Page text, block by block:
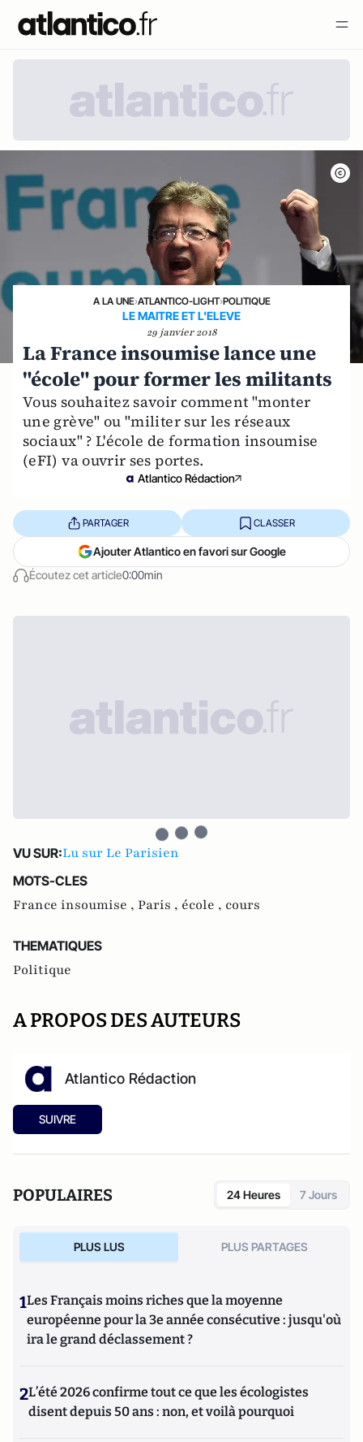
A LA UNE›ATLANTICO-LIGHT›POLITIQUE
LE MAITRE ET L'ELEVE
29 janvier 2018
La France insoumise lance une
"école" pour former les militants
Vous souhaitez savoir comment "monter
une grève" ou "militer sur les réseaux
sociaux" ? L'école de formation insoumise
(eFI) va ouvrir ses portes.
Atlantico Rédaction
Écoutez cet article0:00min
PARTAGER CLASSER
Ajouter Atlantico en favori sur Google
VU SUR:Lu sur Le Parisien
MOTS-CLES
France insoumise , Paris , école , cours
THEMATIQUES
Politique
A PROPOS DES AUTEURS
Atlantico Rédaction
SUIVRE
POPULAIRES 24 Heures 7 Jours
PLUS LUS PLUS PARTAGES
1Les Français moins riches que la moyenne
européenne pour la 3e année consécutive : jusqu'où
ira le grand déclassement ?
2L’été 2026 confirme tout ce que les écologistes
disent depuis 50 ans : non, et voilà pourquoi